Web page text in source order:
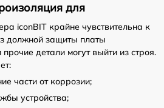
для
iconBIT крайне чувствительна к
должной защиты платы
детали могут выйти из строя.
части от коррозии;
устройства;